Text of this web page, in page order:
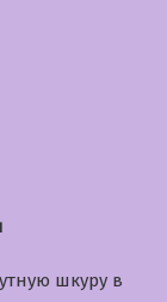
шкуру в